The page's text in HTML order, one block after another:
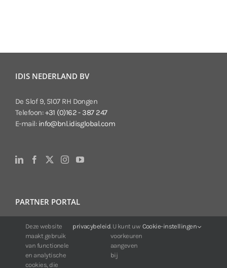
IDIS NEDERLAND BV
De Slof 9, 5107 RH Dongen
Telefoon:+31 (0)162 - 387 247
E-mail: info@bnl.idisglobal.com
PARTNER PORTAL
Voor klanten van IDIS:
24/7 beschikbaarheid, altijd en overal.
Web:https://portal.idisglobal.solutions
Deze website
maakt gebruik
van functionele
en analytische
cookies, die
privacybeleid. U kunt uw
voorkeuren
aangeven
bij
Cookie-instellingen